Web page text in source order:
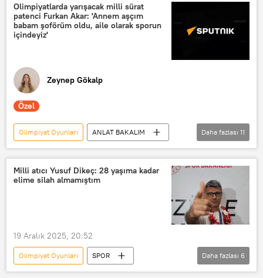
Uluslararası Olimpiyat Komitesi (IOC)
Vladimir Putin
Rusya Olimpiyat Komitesi
Olimpiyatlarda yarışacak milli sürat
patenci Furkan Akar: 'Annem aşçım
babam şoförüm oldu, aile olarak sporun
içindeyiz'
Zeynep Gökalp
Özel
Olimpiyat Oyunları
ANLAT BAKALIM
Anlat Bakalım
Milano
Türkiye
Erzurum
kısa kulvar sürat pateni
olimpiyat sporcuları
2026 Kış Olimpiyatları
Daha fazlası 11
Milli atıcı Yusuf Dikeç: 28 yaşıma kadar
elime silah almamıştım
19 Aralık 2025, 20:52
Olimpiyat Oyunları
SPOR
Yusuf Dikeç
olimpiyat sporcuları
Daha fazlası 6